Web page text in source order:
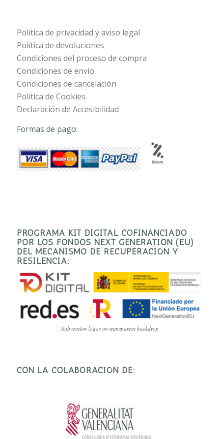
Política de privacidad y aviso legal
Política de devoluciones
Condiciones del proceso de compra
Condiciones de envío
Condiciones de cancelación
Política de Cookies.
Declaración de Accesibilidad
Formas de pago:
PROGRAMA KIT DIGITAL COFINANCIADO
POR LOS FONDOS NEXT GENERATION (EU)
DEL MECANISMO DE RECUPERACIÓN Y
RESILENCIA:
Subvention logos on transparent backdrop
CON LA COLABORACIÓN DE: